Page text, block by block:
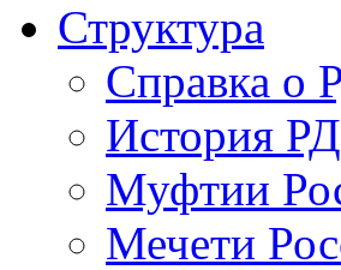
Структура
Справка
История
Муфтии
Мечети